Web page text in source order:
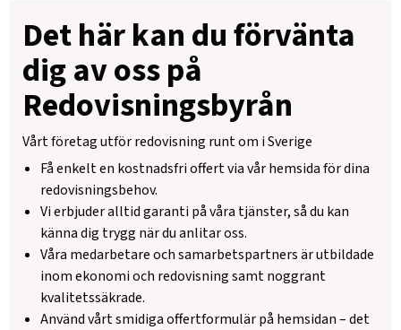
Det här kan du förvänta
dig av oss på
Redovisningsbyrån
Vårt företag utför redovisning runt om i Sverige
Få enkelt en kostnadsfri offert via vår hemsida för dina
redovisningsbehov.
Vi erbjuder alltid garanti på våra tjänster, så du kan
känna dig trygg när du anlitar oss.
Våra medarbetare och samarbetspartners är utbildade
inom ekonomi och redovisning samt noggrant
kvalitetssäkrade.
Använd vårt smidiga offertformulär på hemsidan – det